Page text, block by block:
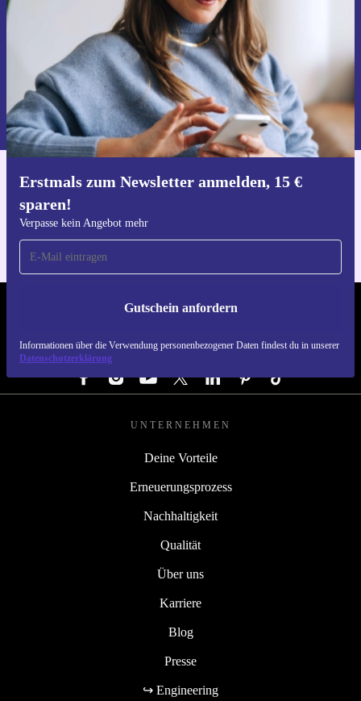
Erstmals zum Newsletter anmelden, 15 €
sparen!
Verpasse kein Angebot mehr
Gutschein anfordern
Informationen über die Verwendung personenbezogener Daten findest du in unserer
Datenschutzerklärung
Gutschein anfordern
Informationen über die Verwendung personenbezogener Daten findest
du in unserer
Datenschutzerklärung.
Hol dir die refurbed-App
REFURBED DEUTSCHLAND - RETHINK NEW.
FOLGE UNS
UNTERNEHMEN
Deine Vorteile
Erneuerungsprozess
Nachhaltigkeit
Qualität
Über uns
Karriere
Blog
Presse
↪ Engineering